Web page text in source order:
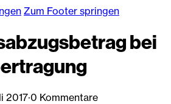
Zum Footer springen
bei
2017·0 Kommentare